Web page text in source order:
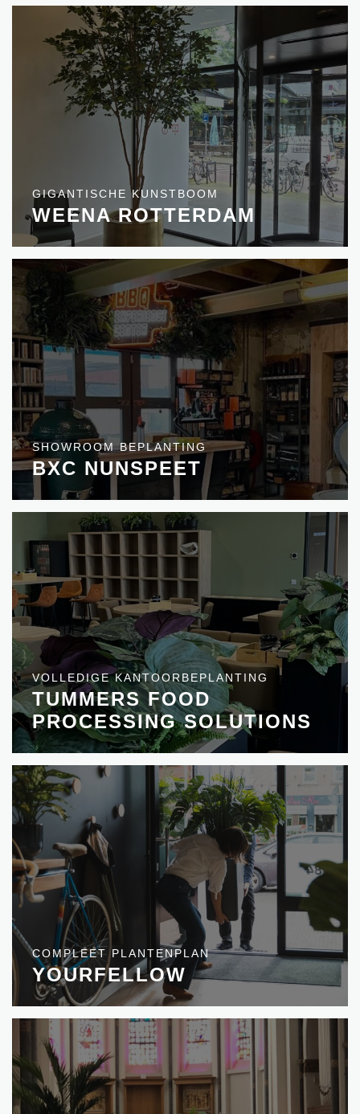
GIGANTISCHE KUNSTBOOM
WEENA ROTTERDAM
SHOWROOM BEPLANTING
BXC NUNSPEET
VOLLEDIGE KANTOORBEPLANTING
TUMMERS FOOD
PROCESSING SOLUTIONS
COMPLEET PLANTENPLAN
YOURFELLOW